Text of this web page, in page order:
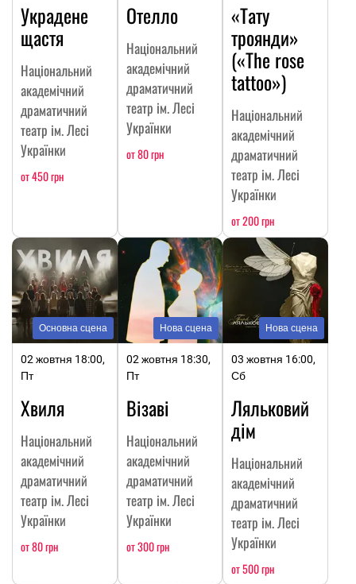
Украдене
щастя
Національний
академічний
драматичний
театр ім. Лесі
Українки
от 450 грн
Отелло
Національний
академічний
драматичний
театр ім. Лесі
Українки
от 80 грн
«Тату
троянди»
(«The rose
tattoo»)
Національний
академічний
драматичний
театр ім. Лесі
Українки
от 200 грн
Основна сцена
02 жовтня 18:00,
Пт
Хвиля
Національний
академічний
драматичний
театр ім. Лесі
Українки
от 80 грн
Нова сцена
02 жовтня 18:30,
Пт
Візаві
Національний
академічний
драматичний
театр ім. Лесі
Українки
от 300 грн
Нова сцена
03 жовтня 16:00,
Сб
Ляльковий
дім
Національний
академічний
драматичний
театр ім. Лесі
Українки
от 500 грн